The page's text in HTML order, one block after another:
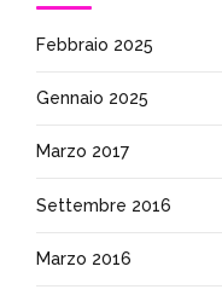
Febbraio 2025
Gennaio 2025
Marzo 2017
Settembre 2016
Marzo 2016